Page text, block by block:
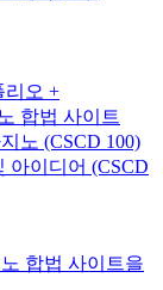
리오 +
합법 사이트
노 (CSCD 100)
아이디어 (CSCD
합법 사이트을